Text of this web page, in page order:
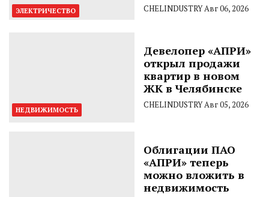
ЭЛЕКТРИЧЕСТВО CHELINDUSTRYАвг 06, 2026
НЕДВИЖИМОСТЬ
Девелопер «АПРИ»
открыл продажи
квартир в новом
ЖК в Челябинске
CHELINDUSTRYАвг 05, 2026
Облигации ПАО
«АПРИ» теперь
можно вложить в
недвижимость